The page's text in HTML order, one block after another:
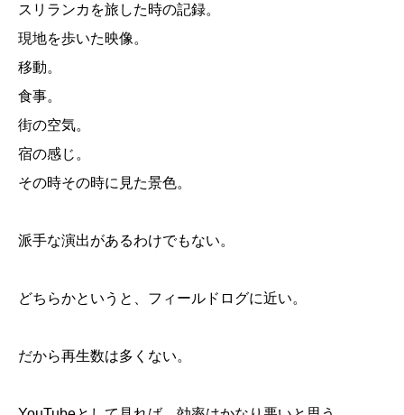
スリランカを旅した時の記録。
現地を歩いた映像。
移動。
食事。
街の空気。
宿の感じ。
その時その時に見た景色。
派手な演出があるわけでもない。
どちらかというと、フィールドログに近い。
だから再生数は多くない。